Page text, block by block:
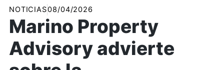
NOTICIAS08/04/2026
Marino Property
Advisory advierte